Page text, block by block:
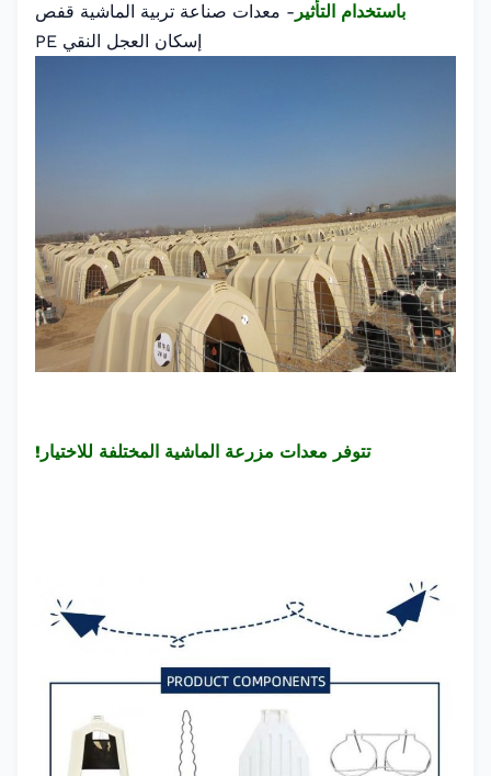
باستخدام التأثير - معدات صناعة تربية الماشية قفص
إسكان العجل النقي PE
تتوفر معدات مزرعة الماشية المختلفة للاختيار!